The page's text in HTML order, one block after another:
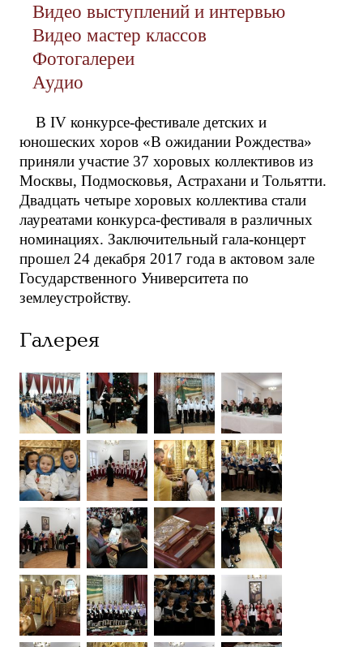
Видео выступлений и интервью
Видео мастер классов
Фотогалереи
Аудио
В IV конкурсе-фестивале детских и
юношеских хоров «В ожидании Рождества»
приняли участие 37 хоровых коллективов из
Москвы, Подмосковья, Астрахани и Тольятти.
Двадцать четыре хоровых коллектива стали
лауреатами конкурса-фестиваля в различных
номинациях. Заключительный гала-концерт
прошел 24 декабря 2017 года в актовом зале
Государственного Университета по
землеустройству.
Галерея